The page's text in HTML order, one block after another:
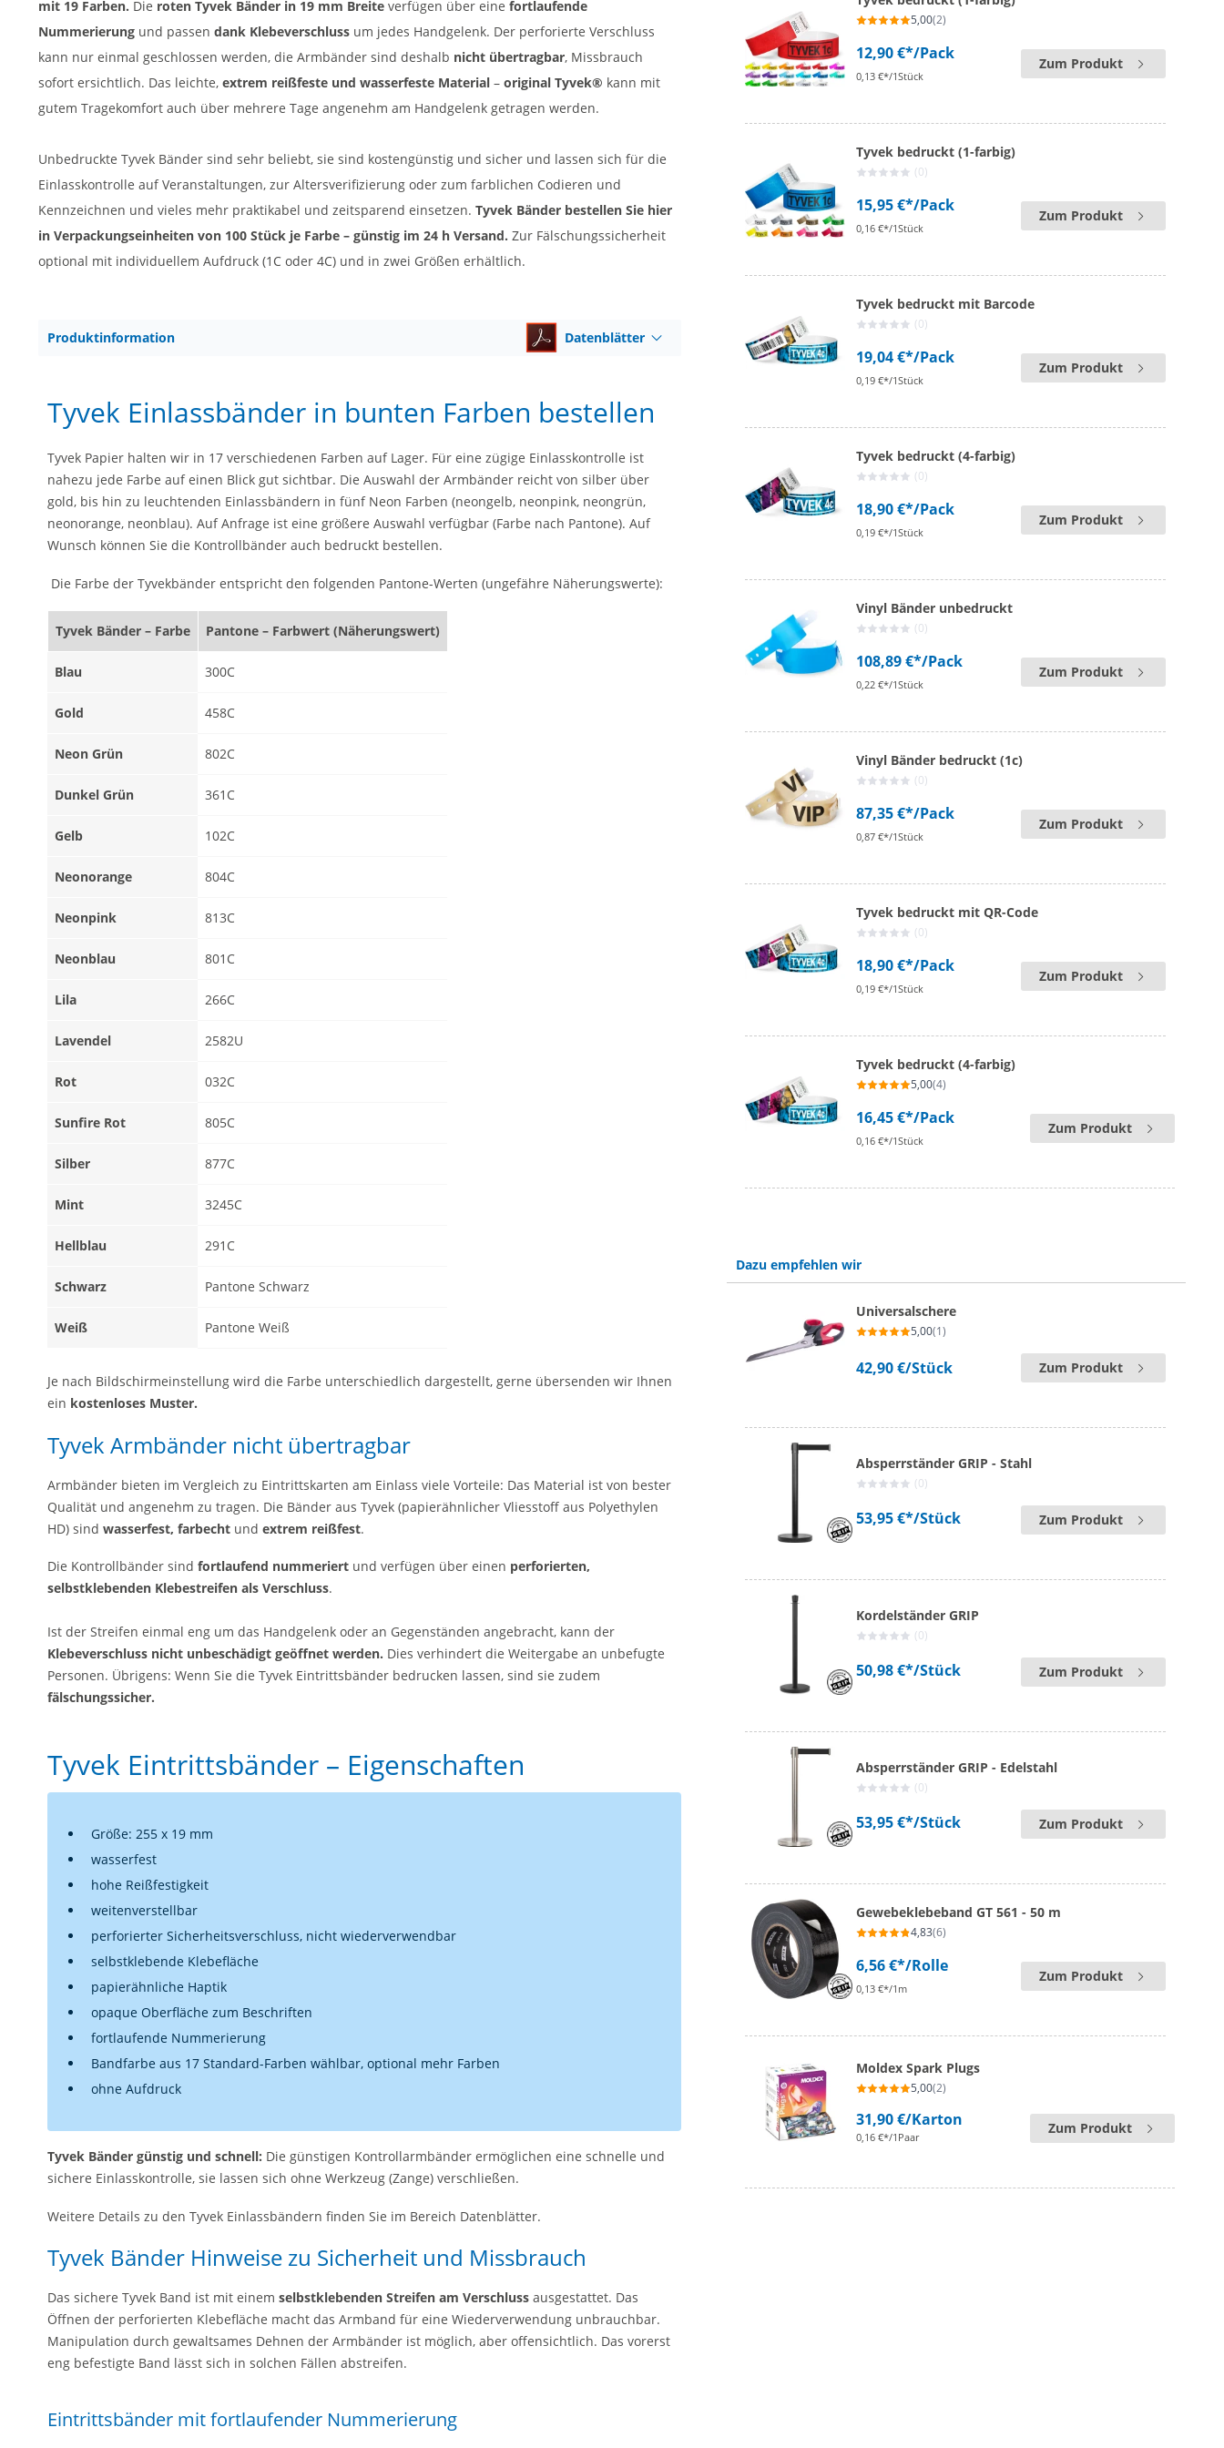
mit 19 Farben. Die roten Tyvek Bänder in 19 mm Breite verfügen über eine fortlaufende
Nummerierung und passen dank Klebeverschluss um jedes Handgelenk. Der perforierte Verschluss
kann nur einmal geschlossen werden, die Armbänder sind deshalb nicht übertragbar, Missbrauch
sofort ersichtlich. Das leichte, extrem reißfeste und wasserfeste Material – original Tyvek® kann mit
gutem Tragekomfort auch über mehrere Tage angenehm am Handgelenk getragen werden.
Unbedruckte Tyvek Bänder sind sehr beliebt, sie sind kostengünstig und sicher und lassen sich für die
Einlasskontrolle auf Veranstaltungen, zur Altersverifizierung oder zum farblichen Codieren und
Kennzeichnen und vieles mehr praktikabel und zeitsparend einsetzen. Tyvek Bänder bestellen Sie hier
in Verpackungseinheiten von 100 Stück je Farbe – günstig im 24 h Versand. Zur Fälschungssicherheit
optional mit individuellem Aufdruck (1C oder 4C) und in zwei Größen erhältlich.
Produktinformation Datenblätter
Tyvek Einlassbänder in bunten Farben bestellen
Tyvek Papier halten wir in 17 verschiedenen Farben auf Lager. Für eine zügige Einlasskontrolle ist
nahezu jede Farbe auf einen Blick gut sichtbar. Die Auswahl der Armbänder reicht von silber über
gold, bis hin zu leuchtenden Einlassbändern in fünf Neon Farben (neongelb, neonpink, neongrün,
neonorange, neonblau). Auf Anfrage ist eine größere Auswahl verfügbar (Farbe nach Pantone). Auf
Wunsch können Sie die Kontrollbänder auch bedruckt bestellen.
Die Farbe der Tyvekbänder entspricht den folgenden Pantone-Werten (ungefähre Näherungswerte):
Tyvek Bänder – Farbe Pantone – Farbwert (Näherungswert)
Blau 300C
Gold 458C
Neon Grün 802C
Dunkel Grün 361C
Gelb 102C
Neonorange 804C
Neonpink 813C
Neonblau 801C
Lila 266C
Lavendel 2582U
Rot 032C
Sunfire Rot 805C
Silber 877C
Mint 3245C
Hellblau 291C
Schwarz Pantone Schwarz
Weiß Pantone Weiß
Je nach Bildschirmeinstellung wird die Farbe unterschiedlich dargestellt, gerne übersenden wir Ihnen
ein kostenloses Muster.
Tyvek Armbänder nicht übertragbar
Armbänder bieten im Vergleich zu Eintrittskarten am Einlass viele Vorteile: Das Material ist von bester
Qualität und angenehm zu tragen. Die Bänder aus Tyvek (papierähnlicher Vliesstoff aus Polyethylen
HD) sind wasserfest, farbecht und extrem reißfest.
Die Kontrollbänder sind fortlaufend nummeriert und verfügen über einen perforierten,
selbstklebenden Klebestreifen als Verschluss.
Ist der Streifen einmal eng um das Handgelenk oder an Gegenständen angebracht, kann der
Klebeverschluss nicht unbeschädigt geöffnet werden. Dies verhindert die Weitergabe an unbefugte
Personen. Übrigens: Wenn Sie die Tyvek Eintrittsbänder bedrucken lassen, sind sie zudem
fälschungssicher.
Tyvek Eintrittsbänder – Eigenschaften
Größe: 255 x 19 mm
wasserfest
hohe Reißfestigkeit
weitenverstellbar
perforierter Sicherheitsverschluss, nicht wiederverwendbar
selbstklebende Klebefläche
papierähnliche Haptik
opaque Oberfläche zum Beschriften
fortlaufende Nummerierung
Bandfarbe aus 17 Standard-Farben wählbar, optional mehr Farben
ohne Aufdruck
Tyvek Bänder günstig und schnell: Die günstigen Kontrollarmbänder ermöglichen eine schnelle und
sichere Einlasskontrolle, sie lassen sich ohne Werkzeug (Zange) verschließen.
Weitere Details zu den Tyvek Einlassbändern finden Sie im Bereich Datenblätter.
Tyvek Bänder Hinweise zu Sicherheit und Missbrauch
Das sichere Tyvek Band ist mit einem selbstklebenden Streifen am Verschluss ausgestattet. Das
Öffnen der perforierten Klebefläche macht das Armband für eine Wiederverwendung unbrauchbar.
Manipulation durch gewaltsames Dehnen der Armbänder ist möglich, aber offensichtlich. Das vorerst
eng befestigte Band lässt sich in solchen Fällen abstreifen.
Eintrittsbänder mit fortlaufender Nummerierung
5,00(2)
12,90 €*/Pack
0,13 €*/1Stück
Zum Produkt
Tyvek bedruckt (1-farbig)
(0)
15,95 €*/Pack
0,16 €*/1Stück
Zum Produkt
Tyvek bedruckt mit Barcode
(0)
19,04 €*/Pack
0,19 €*/1Stück
Zum Produkt
Tyvek bedruckt (4-farbig)
(0)
18,90 €*/Pack
0,19 €*/1Stück
Zum Produkt
Vinyl Bänder unbedruckt
(0)
108,89 €*/Pack
0,22 €*/1Stück
Zum Produkt
Vinyl Bänder bedruckt (1c)
(0)
87,35 €*/Pack
0,87 €*/1Stück
Zum Produkt
Tyvek bedruckt mit QR-Code
(0)
18,90 €*/Pack
0,19 €*/1Stück
Zum Produkt
Tyvek bedruckt (4-farbig)
5,00(4)
16,45 €*/Pack
0,16 €*/1Stück
Zum Produkt
Dazu empfehlen wir
Universalschere
5,00(1)
42,90 €/Stück Zum Produkt
Absperrständer GRIP - Stahl
(0)
53,95 €*/Stück Zum Produkt
Kordelständer GRIP
(0)
50,98 €*/Stück Zum Produkt
Absperrständer GRIP - Edelstahl
(0)
53,95 €*/Stück Zum Produkt
Gewebeklebeband GT 561 - 50 m
4,83(6)
6,56 €*/Rolle
0,13 €*/1m
Zum Produkt
Moldex Spark Plugs
5,00(2)
31,90 €/Karton
0,16 €*/1Paar
Zum Produkt